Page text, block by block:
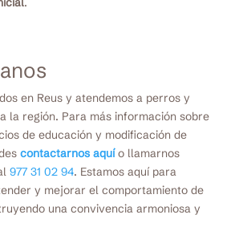
en Reus y atendemos a perros y
la región. Para más información sobre
de educación y modificación de
contactarnosaquío llamarnos
977 31 02 94. Estamos aquí para
y mejorar el comportamiento de
una convivencia armoniosa y